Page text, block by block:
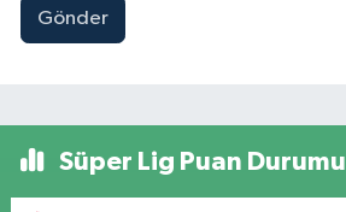
Gönder
Süper Lig Puan Durumu